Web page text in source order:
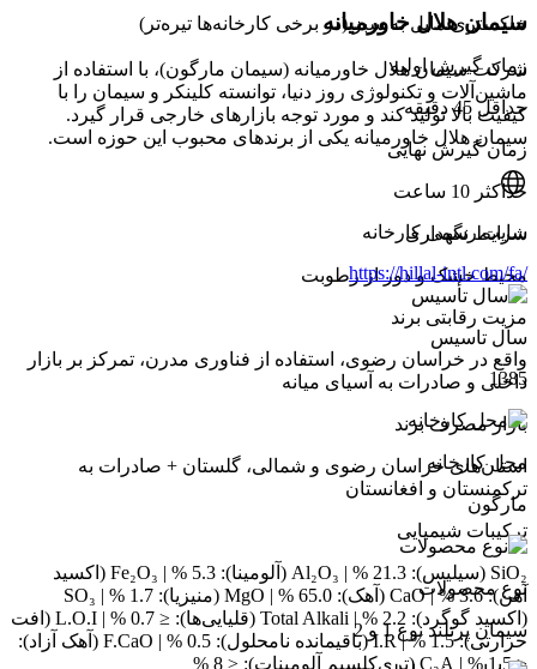
خاکستری مایل به سبز (در برخی کارخانه‌ها تیره‌تر)
زمان گیرش اولیه
حداقل 45 دقیقه
زمان گیرش نهایی
حداکثر 10 ساعت
شرایط نگهداری
محیط خشک و دور از رطوبت
مزیت رقابتی برند
واقع در خراسان رضوی، استفاده از فناوری مدرن، تمرکز بر بازار
داخلی و صادرات به آسیای میانه
بازار مصرف برند
استان‌های خراسان رضوی و شمالی، گلستان + صادرات به
ترکمنستان و افغانستان
ترکیبات شیمیایی
SiO₂ (سیلیس): 21.3 % | Al₂O₃ (آلومینا): 5.3 % | Fe₂O₃ (اکسید
آهن): 3.6 % | CaO (آهک): 65.0 % | MgO (منیزیا): 1.7 % | SO₃
(اکسید گوگرد): 2.2 % | Total Alkali (قلیایی‌ها): ≤ 0.7 % | L.O.I (افت
حرارتی): 1.5 % | I.R (باقیمانده نامحلول): 0.5 % | F.CaO (آهک آزاد):
≤ 1.5 % | C₃A (تری‌کلسیم آلومینات): ≤ 8 %
سیمان هلال خاورمیانه
شرکت سیمان هلال خاورمیانه (سیمان مارگون)، با استفاده از
ماشین‌آلات و تکنولوژی روز دنیا، توانسته کلینکر و سیمان را با
کیفیت بالا تولید کند و مورد توجه بازارهای خارجی قرار گیرد.
سیمان هلال خاورمیانه یکی از برندهای محبوب این حوزه است.
سایت رسمی کارخانه
https://hillal-intl.com/fa/
سال تاسیس
1385
محل کارخانه
مارگون
نوع محصولات
سیمان پرتلند نوع 1 و 2